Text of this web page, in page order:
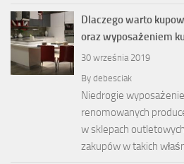
Dlaczego warto
oraz wyposażeniem
30 września 2019
By debesciak
Niedrogie
renomowanych
w sklepach
zakupów w takich